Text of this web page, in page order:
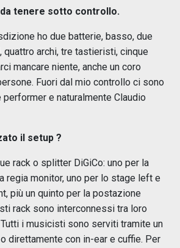
tenere sotto controllo.
ho due batterie, basso, due
quattro archi, tre tastieristi, cinque
mancare niente, anche un coro
Fuori dal mio controllo ci sono
performer e naturalmente Claudio
il setup ?
rack o splitter DiGiCo: uno per la
regia monitor, uno per lo stage left e
più un quinto per la postazione
rack sono interconnessi tra loro
i musicisti sono serviti tramite un
direttamente con in-ear e cuffie. Per